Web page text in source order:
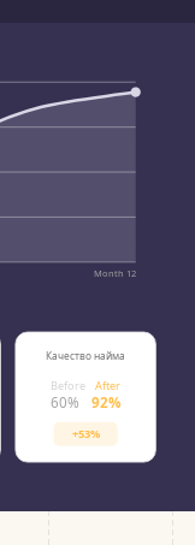
Month 12
Качество найма
Before
60%
After
92%
+53%